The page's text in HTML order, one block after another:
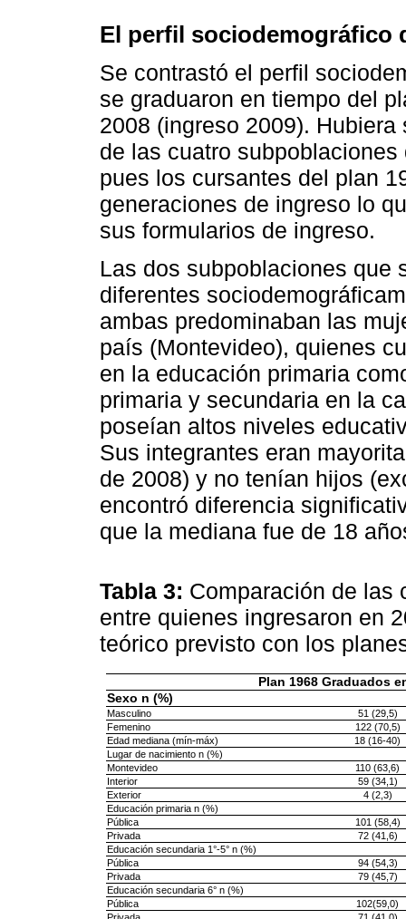
El perfil sociodemográfico
Se contrastó el perfil
se graduaron en tiempo del
2008 (ingreso 2009).
de las cuatro
pues los cursantes del plan
generaciones de ingreso lo
sus formularios de ingreso.
Las dos subpoblaciones que
diferentes
ambas predominaban las
país (Montevideo), quienes
en la educación primaria
primaria y secundaria en la
poseían altos niveles
Sus integrantes eran
de 2008) y no tenían hijos
encontró diferencia
que la mediana fue de 18
Tabla 3: Comparación de las
entre quienes ingresaron en
teórico previsto con los
Plan 1968 Graduados
Sexo n (%)
Masculino
51 (29,5)
Femenino
122 (70,5)
Edad mediana (mín-máx)
18 (16-40)
Lugar de nacimiento n (%)
Montevideo
110 (63,6)
Interior
59 (34,1)
Exterior
4 (2,3)
Educación primaria n (%)
Pública
101 (58,4)
Privada
72 (41,6)
Educación secundaria 1°-5° n (%)
Pública
94 (54,3)
Privada
79 (45,7)
Educación secundaria 6° n (%)
Pública
102(59,0)